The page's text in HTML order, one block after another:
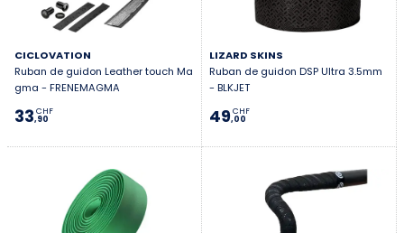
CICLOVATION
Ruban de guidon Leather touch Ma
gma - FRENEMAGMA
33,90
CHF
LIZARD SKINS
Ruban de guidon DSP Ultra 3.5mm
- BLKJET
49,00
CHF